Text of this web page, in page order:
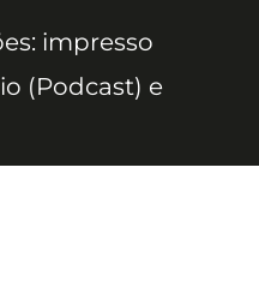
impresso
(Podcast) e